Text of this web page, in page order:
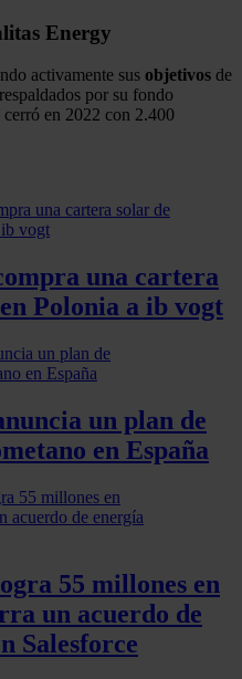
Energy
activamente sus objetivos de
por su fondo
en 2022 con 2.400
una cartera
Polonia a ib vogt
un plan de
en España
55 millones en
un acuerdo de
Salesforce